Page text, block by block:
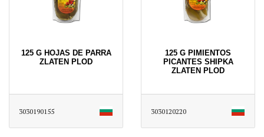
125 G HOJAS DE PARRA
ZLATEN PLOD
3030190155
125 G PIMIENTOS
PICANTES SHIPKA
ZLATEN PLOD
3030120220